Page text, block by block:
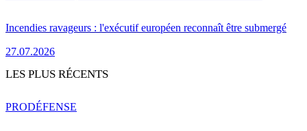
Incendies ravageurs : l'exécutif européen reconnaît être submergé
27.07.2026
LES PLUS RÉCENTS
PRODÉFENSE